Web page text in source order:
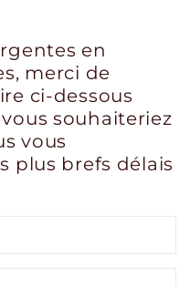
en
merci de
ci-dessous
souhaiteriez
vous
plus brefs délais